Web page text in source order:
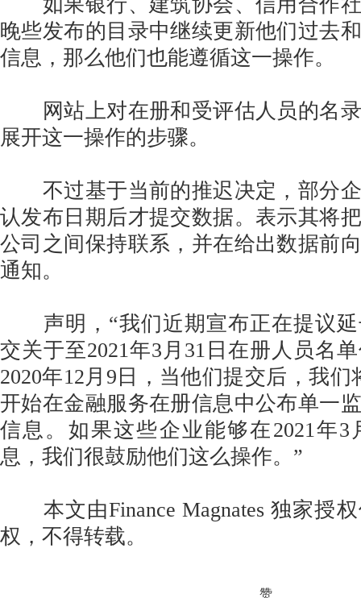
晚些发布的目录中继续更新他们过去
信息，那么他们也能遵循这一操作。
网站上对在册和受评估人员的名录
展开这一操作的步骤。
不过基于当前的推迟决定，部分企
认发布日期后才提交数据。表示其将
公司之间保持联系，并在给出数据前
通知。
声明，“我们近期宣布正在提议延
交关于至2021年3月31日在册人员名
2020年12月9日，当他们提交后，我们
开始在金融服务在册信息中公布单一
信息。如果这些企业能够在2021年
息，我们很鼓励他们这么操作。”
本文由Finance Magnates 独家授
权，不得转载。
赞